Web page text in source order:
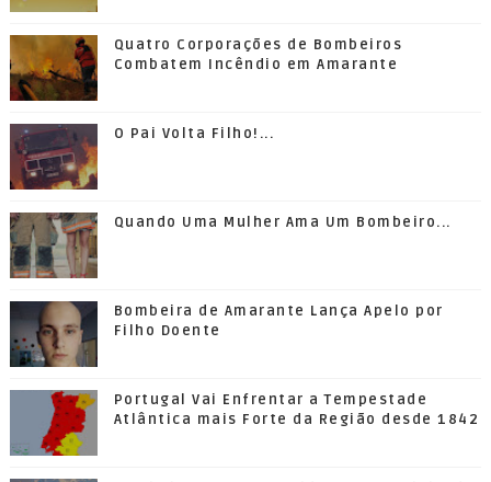
Quatro Corporações de Bombeiros
Combatem Incêndio em Amarante
O Pai Volta Filho!...
Quando Uma Mulher Ama Um Bombeiro...
Bombeira de Amarante Lança Apelo por
Filho Doente
Portugal Vai Enfrentar a Tempestade
Atlântica mais Forte da Região desde 1842